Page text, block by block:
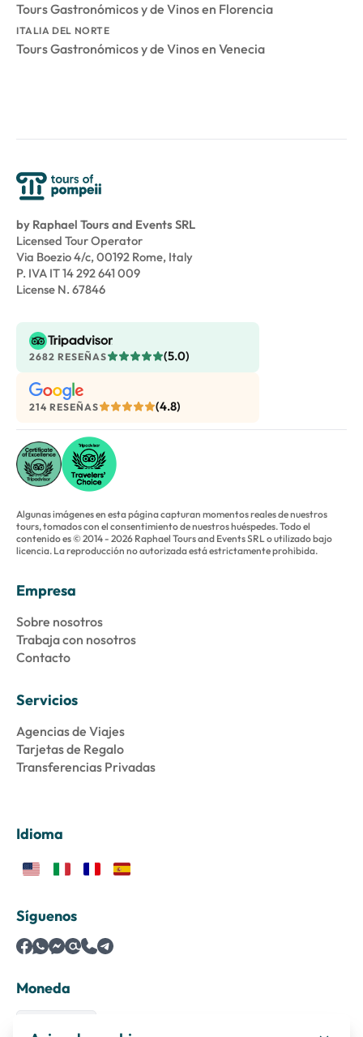
Tours Gastronómicos y de Vinos en Florencia
ITALIA DEL NORTE
Tours Gastronómicos y de Vinos en Venecia
by Raphael Tours and Events SRL
Licensed Tour Operator
Via Boezio 4/c, 00192 Rome, Italy
P. IVA IT 14 292 641 009
License N. 67846
2682 RESEÑAS (5.0)
214 RESEÑAS (4.8)
Algunas imágenes en esta página capturan momentos reales de nuestros
tours, tomados con el consentimiento de nuestros huéspedes. Todo el
contenido es © 2014 - 2026 Raphael Tours and Events SRL o utilizado bajo
licencia. La reproducción no autorizada está estrictamente prohibida.
Empresa
Sobre nosotros
Trabaja con nosotros
Contacto
Servicios
Agencias de Viajes
Tarjetas de Regalo
Transferencias Privadas
Idioma
Síguenos
Moneda